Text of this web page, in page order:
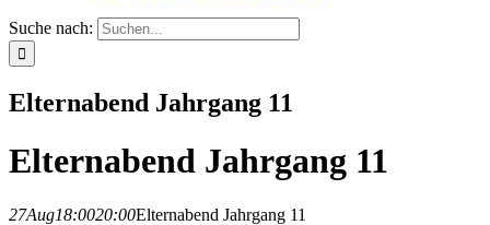
Suche nach:
Elternabend Jahrgang 11
Elternabend Jahrgang 11
27Aug18:0020:00Elternabend Jahrgang 11